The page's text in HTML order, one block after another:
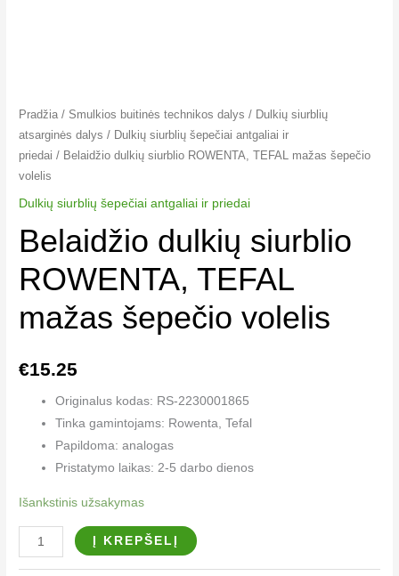
Pradžia / Smulkios buitinės technikos dalys / Dulkių siurblių
atsarginės dalys / Dulkių siurblių šepečiai antgaliai ir
priedai / Belaidžio dulkių siurblio ROWENTA, TEFAL mažas šepečio
volelis
Dulkių siurblių šepečiai antgaliai ir priedai
Belaidžio dulkių siurblio
ROWENTA, TEFAL
mažas šepečio volelis
€15.25
Originalus kodas: RS-2230001865
Tinka gamintojams: Rowenta, Tefal
Papildoma: analogas
Pristatymo laikas: 2-5 darbo dienos
Išankstinis užsakymas
Į KREPŠELĮ